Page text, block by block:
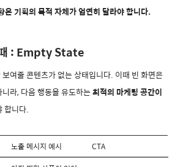
은 기획의 목적 자체가 엄연히 달라야 합니다.
: Empty State
여줄 콘텐츠가 없는 상태입니다. 이때 빈 화면은
라, 다음 행동을 유도하는최적의 마케팅 공간이
합니다.
노출 메시지 예시
CTA